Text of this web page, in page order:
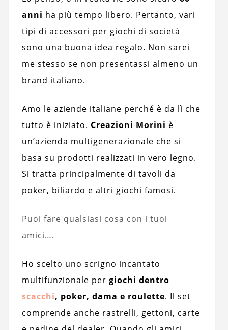
anni ha più tempo libero. Pertanto, vari
tipi di accessori per giochi di società
sono una buona idea regalo. Non sarei
me stesso se non presentassi almeno un
brand italiano.
Amo le aziende italiane perché è da lì che
tutto è iniziato. Creazioni Morini è
un’azienda multigenerazionale che si
basa su prodotti realizzati in vero legno.
Si tratta principalmente di tavoli da
poker, biliardo e altri giochi famosi.
Puoi fare qualsiasi cosa con i tuoi
amici….
Ho scelto uno scrigno incantato
multifunzionale per giochi dentro
scacchi, poker, dama e roulette. Il set
comprende anche rastrelli, gettoni, carte